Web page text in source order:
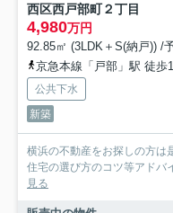
西区西戸部町２丁目
4,980万円
92.85㎡ (3LDK＋S(納戸)) /
京急本線「戸部」駅 徒歩
公共下水
新築
横浜の不動産をお探しの方は
住宅の選び方のコツ等アドバ
見る